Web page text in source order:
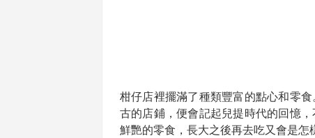
柑仔店裡擺滿了種類豐富的點心和零
古的店鋪，便會記起兒提時代的回憶
鮮艷的零食，長大之後再去吃又會是怎